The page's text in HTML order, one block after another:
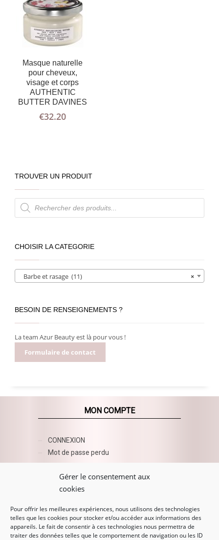
Gérer le consentement aux
cookies
Pour offrir les meilleures expériences, nous utilisons des technologies
telles que les cookies pour stocker et/ou accéder aux informations des
appareils. Le fait de consentir à ces technologies nous permettra de
traiter des données telles que le comportement de navigation ou les ID
Masque naturelle
pour cheveux,
visage et corps
AUTHENTIC
BUTTER DAVINES
€32.20
TROUVER UN PRODUIT
Recherche
de
produits
CHOISIR LA CATEGORIE
×
Barbe et rasage (11)
BESOIN DE RENSEIGNEMENTS ?
La team Azur Beauty est là pour vous !
Formulaire de contact
MON COMPTE
CONNEXION
Mot de passe perdu
AZUR BEAUTY ESHOP